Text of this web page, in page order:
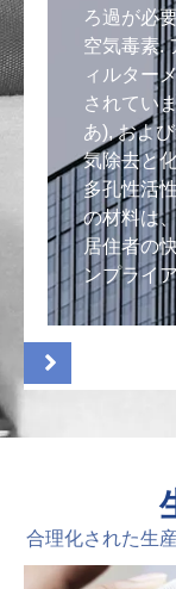
ろ過が必
空気毒素.
ィルター
されてい
あ), およ
気除去と
多孔性活
の材料は
居住者の
ンプライ
合理化された生